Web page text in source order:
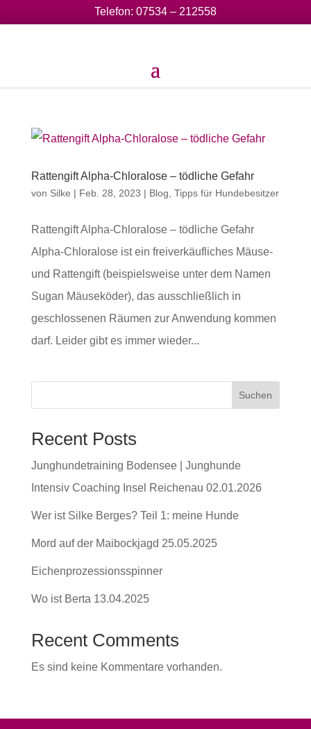
Telefon: 07534 – 212558
Rattengift Alpha-Chloralose – tödliche Gefahr
von Silke | Feb. 28, 2023 | Blog Tipps für Hundebesitzer
Rattengift Alpha-Chloralose – tödliche Gefahr
Alpha-Chloralose ist ein freiverkäufliches Mäuse-
und Rattengift (beispielsweise unter dem Namen
Sugan Mäuseköder), das ausschließlich in
geschlossenen Räumen zur Anwendung kommen
darf. Leider gibt es immer wieder...
Suchen
Recent Posts
Junghundetraining Bodensee | Junghunde
Intensiv Coaching Insel Reichenau 02.01.2026
Wer ist Silke Berges? Teil 1: meine Hunde
Mord auf der Maibockjagd 25.05.2025
Eichenprozessionsspinner
Wo ist Berta 13.04.2025
Recent Comments
Es sind keine Kommentare vorhanden.